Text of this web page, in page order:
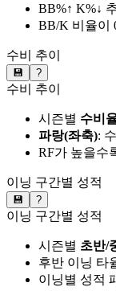
BB%↑ K%↓
BB/K 비율이
수비 추이
💾 ?
수비 추이
시즌별 수비
파랑(좌축):
RF가 높을수
이닝 구간별 성적
💾 ?
이닝 구간별 성적
시즌별 초반/
후반 이닝 타
이닝별 성적